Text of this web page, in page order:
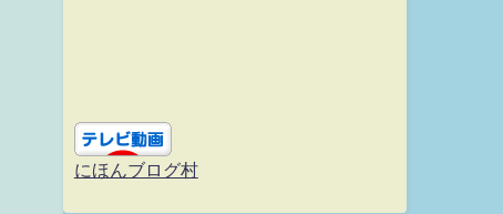
にほんブログ村